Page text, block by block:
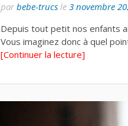
par bebe-trucs le 3 novembre
Depuis tout petit nos enfants
Vous imaginez donc à quel
[Continuer la lecture]